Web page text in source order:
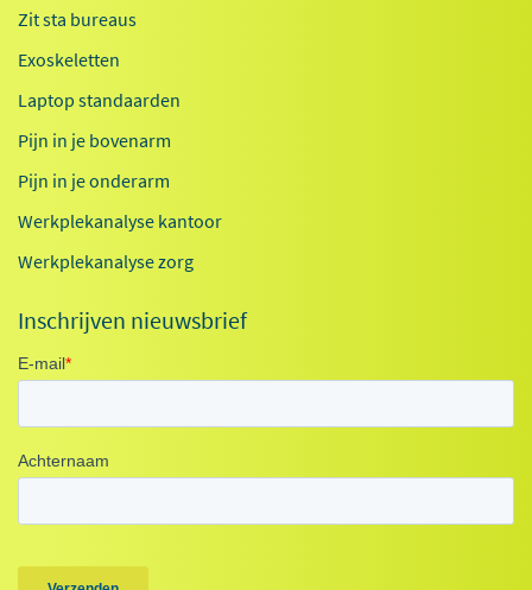
Zit sta bureaus
Exoskeletten
Laptop standaarden
Pijn in je bovenarm
Pijn in je onderarm
Werkplekanalyse kantoor
Werkplekanalyse zorg
Inschrijven nieuwsbrief